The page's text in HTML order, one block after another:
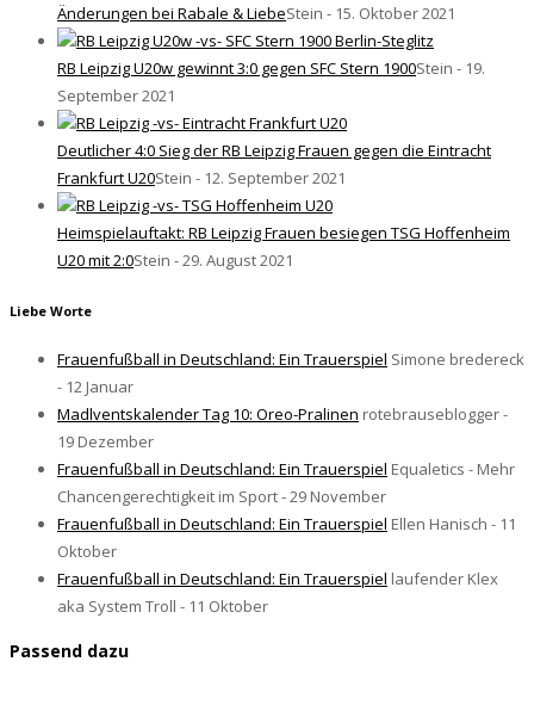
Änderungen bei Rabale & LiebeStein - 15. Oktober 2021
RB Leipzig U20w gewinnt 3:0 gegen SFC Stern 1900Stein - 19.
September 2021
Deutlicher 4:0 Sieg der RB Leipzig Frauen gegen die Eintracht
Frankfurt U20Stein - 12. September 2021
Heimspielauftakt: RB Leipzig Frauen besiegen TSG Hoffenheim
U20 mit 2:0Stein - 29. August 2021
Liebe Worte
Frauenfußball in Deutschland: Ein Trauerspiel Simone bredereck
- 12 Januar
Madlventskalender Tag 10: Oreo-Pralinen rotebrauseblogger -
19 Dezember
Frauenfußball in Deutschland: Ein Trauerspiel Equaletics - Mehr
Chancengerechtigkeit im Sport - 29 November
Frauenfußball in Deutschland: Ein Trauerspiel Ellen Hanisch - 11
Oktober
Frauenfußball in Deutschland: Ein Trauerspiel laufender Klex
aka System Troll - 11 Oktober
Passend dazu